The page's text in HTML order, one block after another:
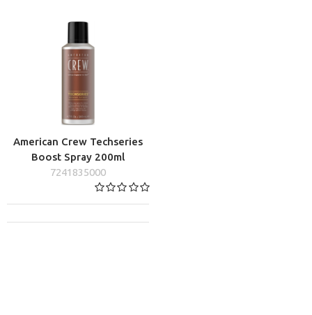
American Crew Techseries
Boost Spray 200ml
7241835000